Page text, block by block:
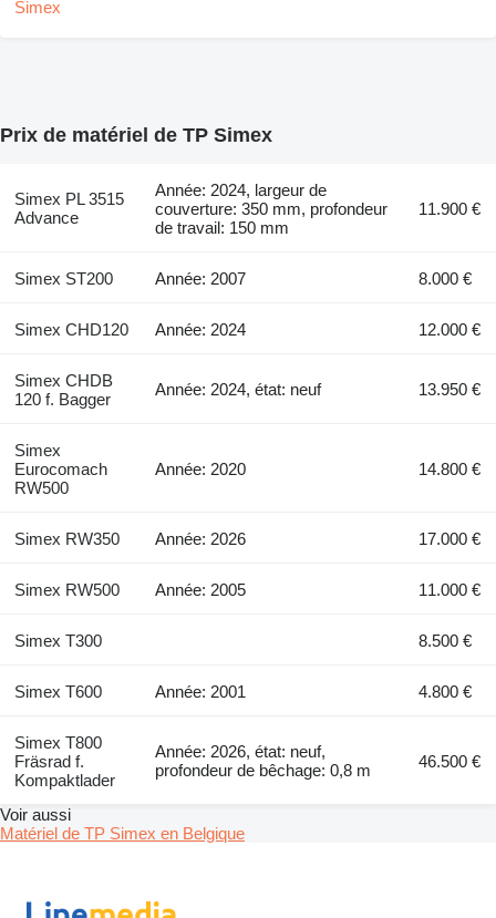
Prix de matériel de TP Simex
Simex PL 3515
Advance
Année: 2024, largeur de
couverture: 350 mm, profondeur
de travail: 150 mm
11.900 €
Simex ST200 Année: 2007 8.000 €
Simex CHD120 Année: 2024 12.000 €
Simex CHDB
120 f. Bagger
Année: 2024, état: neuf 13.950 €
Simex
Eurocomach
RW500
Année: 2020 14.800 €
Simex RW350 Année: 2026 17.000 €
Simex RW500 Année: 2005 11.000 €
Simex T300 8.500 €
Simex T600 Année: 2001 4.800 €
Simex T800
Fräsrad f.
Kompaktlader
Année: 2026, état: neuf,
profondeur de bêchage: 0,8 m
46.500 €
Voir aussi
Matériel de TP Simex en Belgique